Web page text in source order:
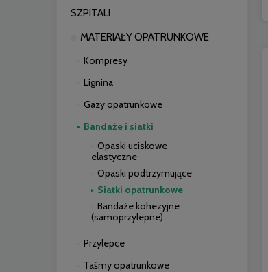
SZPITALI
MATERIAŁY OPATRUNKOWE
Kompresy
Lignina
Gazy opatrunkowe
Bandaże i siatki
Opaski uciskowe
elastyczne
Opaski podtrzymujące
Siatki opatrunkowe
Bandaże kohezyjne
(samoprzylepne)
Przylepce
Taśmy opatrunkowe